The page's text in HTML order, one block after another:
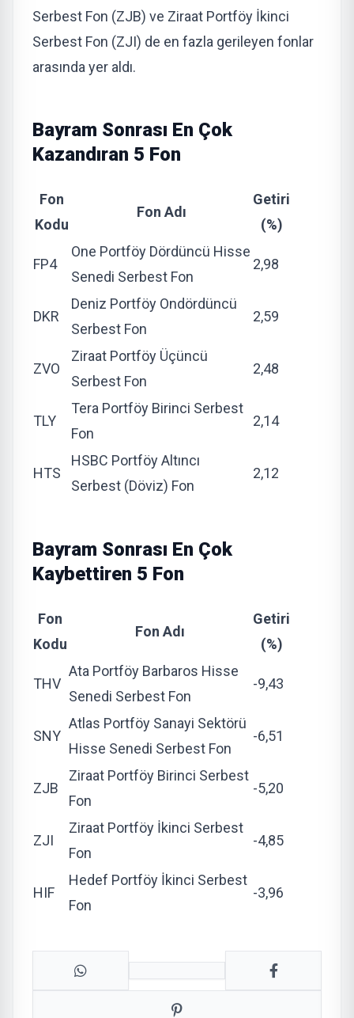
Serbest Fon (ZJB) ve Ziraat Portföy İkinci
Serbest Fon (ZJI) de en fazla gerileyen fonlar
arasında yer aldı.
Bayram Sonrası En Çok
Kazandıran 5 Fon
Fon
Kodu
Fon Adı
Getiri
(%)
FP4
One Portföy Dördüncü Hisse
Senedi Serbest Fon
2,98
DKR
Deniz Portföy Ondördüncü
Serbest Fon
2,59
ZVO
Ziraat Portföy Üçüncü
Serbest Fon
2,48
TLY
Tera Portföy Birinci Serbest
Fon
2,14
HTS
HSBC Portföy Altıncı
Serbest (Döviz) Fon
2,12
Bayram Sonrası En Çok
Kaybettiren 5 Fon
Fon
Kodu
Fon Adı
Getiri
(%)
THV
Ata Portföy Barbaros Hisse
Senedi Serbest Fon
-9,43
SNY
Atlas Portföy Sanayi Sektörü
Hisse Senedi Serbest Fon
-6,51
ZJB
Ziraat Portföy Birinci Serbest
Fon
-5,20
ZJI
Ziraat Portföy İkinci Serbest
Fon
-4,85
HIF
Hedef Portföy İkinci Serbest
Fon
-3,96